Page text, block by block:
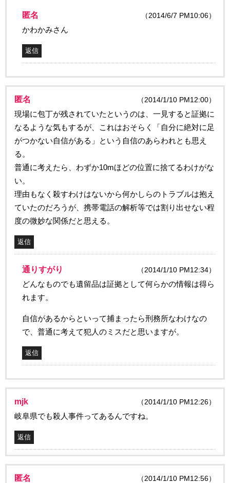
匿名 （2014/6/7 PM10:06）
かわかみさん
返信
匿名 （2014/1/10 PM12:00）
現場に包丁が残されていたというのは、一見すると証拠に
なるような気もするが、これはおそらく「自分に絶対に足
がつかない自信がある」という自信のあらわれとも思え
る。
普通に考えたら、わずか10mほどの位置に捨てるわけがな
い。
理由もなく殺すわけはないから何かしらのトラブルは抱え
ていたのだろうが、携帯電話の解析等では割り出せない程
度の微妙な関係だと思える。
返信
通りすがり （2014/1/10 PM12:34）
どんなものでも遺留品は証拠として何らかの情報は得ら
れます。
自信があるからといって捕まったら刑務所なわけなの
で、普通に考えて犯人のミスだと思いますが。
返信
mjk （2014/1/10 PM12:26）
岐阜県でも殺人事件ってあるんですね。
返信
匿名 （2014/1/10 PM12:56）